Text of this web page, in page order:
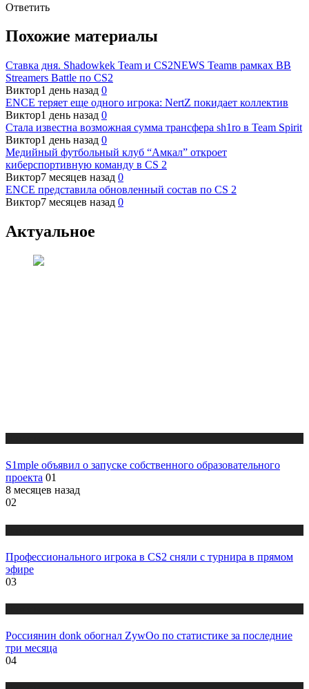
Ответить
Похожие материалы
Ставка дня. Shadowkek Team и CS2NEWS Teamв рамках BB
Streamers Battle по CS2
Виктор1 день назад 0
ENCE теряет еще одного игрока: NertZ покидает коллектив
Виктор1 день назад 0
Стала известна возможная сумма трансфера sh1ro в Team Spirit
Виктор1 день назад 0
Медийный футбольный клуб “Амкал” откроет
киберспортивную команду в CS 2
Виктор7 месяцев назад 0
ENCE представила обновленный состав по CS 2
Виктор7 месяцев назад 0
Актуальное
S1mple объявил о запуске собственного образовательного
проекта 01
8 месяцев назад
02
Профессионального игрока в CS2 сняли с турнира в прямом
эфире
03
Россиянин donk обогнал ZywOo по статистике за последние
три месяца
04